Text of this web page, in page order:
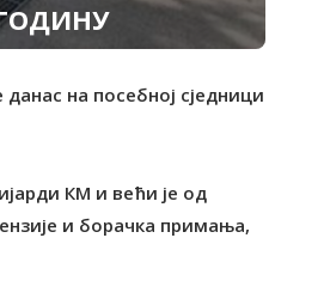
на посебној сједници
КМ и већи је од
и борачка примања,